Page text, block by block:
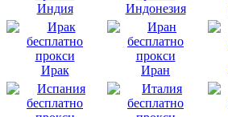
Индия Индонезия
Ирак Иран